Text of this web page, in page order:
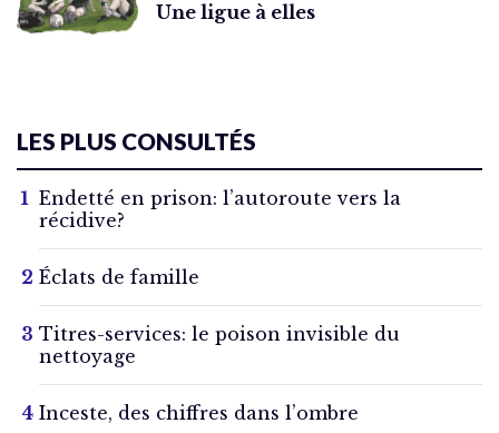
Une ligue à elles
LES PLUS CONSULTÉS
Endetté en prison: l’autoroute vers la
récidive?
Éclats de famille
Titres-services: le poison invisible du
nettoyage
Inceste, des chiffres dans l’ombre